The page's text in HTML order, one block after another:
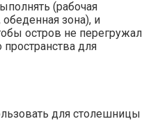
(рабочая
зона), и
остров не перегружал
пространства для
для столешницы